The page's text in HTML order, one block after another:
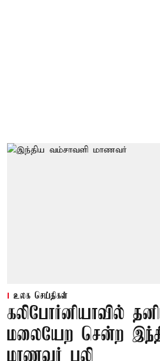
உலக செய்திகள்
கலிபோர்னியாவில்
மலையேற சென்ற
மாணவர் பலி